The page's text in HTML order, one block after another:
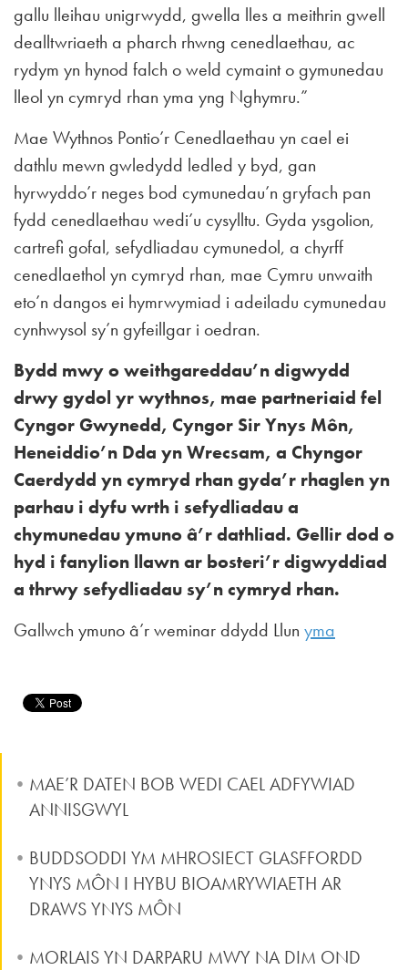
gallu lleihau unigrwydd, gwella lles a meithrin gwell
dealltwriaeth a pharch rhwng cenedlaethau, ac
rydym yn hynod falch o weld cymaint o gymunedau
lleol yn cymryd rhan yma yng Nghymru.”
Mae Wythnos Pontio’r Cenedlaethau yn cael ei
dathlu mewn gwledydd ledled y byd, gan
hyrwyddo’r neges bod cymunedau’n gryfach pan
fydd cenedlaethau wedi’u cysylltu. Gyda ysgolion,
cartrefi gofal, sefydliadau cymunedol, a chyrff
cenedlaethol yn cymryd rhan, mae Cymru unwaith
eto’n dangos ei hymrwymiad i adeiladu cymunedau
cynhwysol sy’n gyfeillgar i oedran.
Bydd mwy o weithgareddau’n digwydd
drwy gydol yr wythnos, mae partneriaid fel
Cyngor Gwynedd, Cyngor Sir Ynys Môn,
Heneiddio’n Dda yn Wrecsam, a Chyngor
Caerdydd yn cymryd rhan gyda’r rhaglen yn
parhau i dyfu wrth i sefydliadau a
chymunedau ymuno â’r dathliad. Gellir dod o
hyd i fanylion llawn ar bosteri’r digwyddiad
a thrwy sefydliadau sy’n cymryd rhan.
Gallwch ymuno â’r weminar ddydd Llun yma
MAE’R DATEN BOB WEDI CAEL ADFYWIAD
ANNISGWYL
BUDDSODDI YM MHROSIECT GLASFFORDD
YNYS MÔN I HYBU BIOAMRYWIAETH AR
DRAWS YNYS MÔN
MORLAIS YN DARPARU MWY NA DIM OND